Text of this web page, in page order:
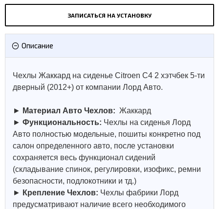
ЗАПИСАТЬСЯ НА УСТАНОВКУ
Описание
Чехлы Жаккард на сиденье Citroen C4 2 хэтчбек 5-ти
дверный (2012+) от компании Лорд Авто.
► Материал Авто Чехлов: Жаккард
► Функциональность: Чехлы на сиденья Лорд
Авто полностью модельные, пошиты конкретно под
салон определенного авто, после установки
сохраняется весь функционал сидений
(складывание спинок, регулировки, изофикс, ремни
безопасности, подлокотники и тд.)
► Крепление Чехлов: Чехлы фабрики Лорд
предусматривают наличие всего необходимого